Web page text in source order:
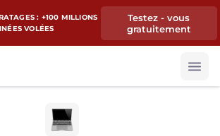
: +100 MILLIONS
VOLÉES
Testez - vous
gratuitement